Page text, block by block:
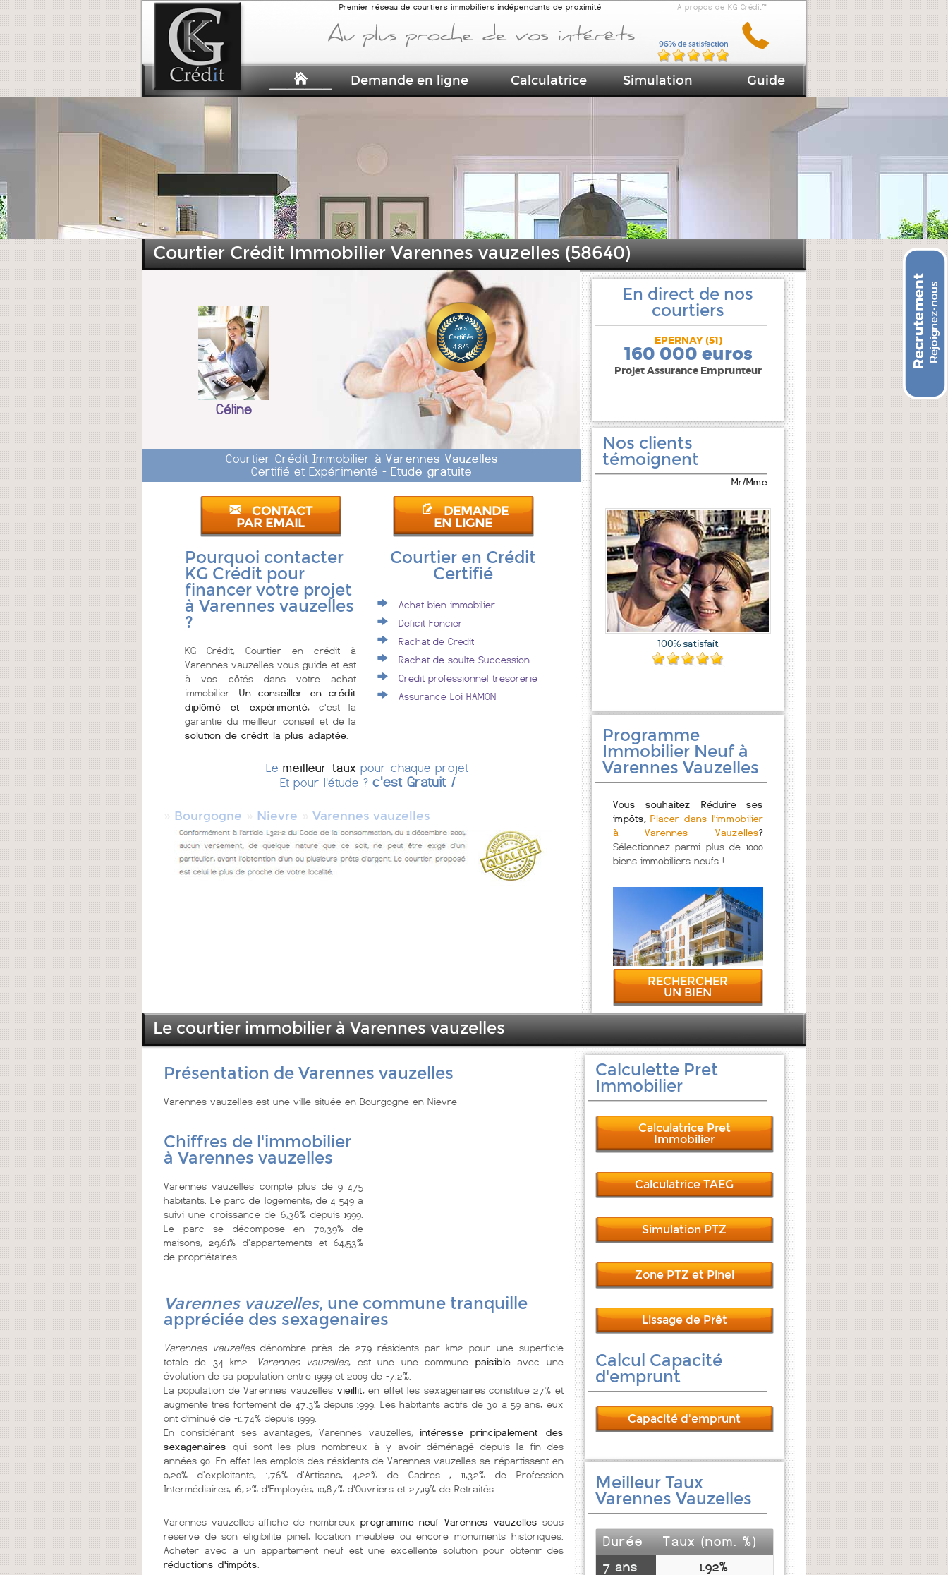
Courtier Crédit Immobilier Varennes vauzelles (58640)
Céline
Courtier Crédit Immobilier à Varennes Vauzelles
Certifié et Expérimenté -Etude gratuite
CONTACT
PAR EMAIL
DEMANDE
EN LIGNE
Pourquoi contacter
KG Crédit pour
financer votre projet
à Varennes vauzelles
?
KG Crédit, Courtier en crédit à
Varennes vauzelles vous guide et est
à vos côtés dans votre achat
immobilier. Un conseiller en crédit
diplômé et expérimenté, c'est la
garantie du meilleur conseil et de la
solution de crédit la plus adaptée
Courtier en Crédit
Certifié
Achat bien immobilier
Deficit Foncier
Rachat de Credit
Rachat de soulte Succession
Credit professionnel tresorerie
Assurance Loi HAMON
Le meilleur taux pour chaque projet
Et pour l'étude ?c'est Gratuit !
Bourgogne Nievre Varennes vauzelles
En direct de nos
courtiers
150 000 euros
EPERNAY (51)
160 000 euros
Projet Assurance Emprunteur
240 000 euros
Nos clients
témoignent
Mr/Mme .
Programme
Immobilier Neuf à
Varennes Vauzelles
Vous souhaitez Réduire ses
impôts,Placer dans l'immobilier
à Varennes Vauzelles?
Sélectionnez parmi plus de 1000
biens immobiliers neufs !
RECHERCHER
UN BIEN
Le courtier immobilier à Varennes vauzelles
Présentation de Varennes vauzelles
Varennes vauzelles est une ville située en Bourgogne en Nievre
Chiffres de l'immobilier
à Varennes vauzelles
Varennes vauzelles compte plus de 9 475
habitants. Le parc de logements, de 4 549 a
suivi une croissance de 6,38% depuis 1999.
Le parc se décompose en 70,39% de
maisons, 29,61% d'appartements et 64,53%
de propriétaires.
Varennes vauzelles, une commune tranquille
appréciée des sexagenaires
Varennes vauzellesdénombre près de 279 résidents par km2 pour une superficie
totale de 34 km2.
Varennes vauzelles, est une une commune paisibleavec une
évolution de sa population entre 1999 et 2009 de -7.2%.
La population de Varennes vauzellesvieillit, en effet les sexagenaires constitue 27% et
augmente très fortement de 47.3% depuis 1999. Les habitants actifs de 30 à 59 ans, eux
ont diminué de -11.74% depuis 1999.
En considérant ses avantages, Varennes vauzelles, intéresse principalement des
sexagenaires qui sont les plus nombreux à y avoir déménagé depuis la fin des
années 90. En effet les emplois des résidents de Varennes vauzelles se répartissent en
0,20% d'exploitants, 1,76% d'Artisans, 4,22% de Cadres , 11,32% de Profession
Intermédiaires, 16,12% d'Employés, 10,87% d'Ouvriers et 27,19% de Retraités.
Varennes vauzelles affiche de nombreux programme neuf Varennes vauzelles sous
réserve de son éligibilité pinel, location meublée ou encore monuments historiques.
Acheter avec à un appartement neuf est une excellente solution pour obtenir des
réductions d'impôts
Calculette Pret
Immobilier
Calculatrice Pret
Immobilier
Calculatrice TAEG
Simulation PTZ
Zone PTZ et Pinel
Lissage de Prêt
Calcul Capacité
d'emprunt
Capacité d'emprunt
Meilleur Taux
Varennes Vauzelles
Durée
Taux (nom. %)
7 ans
1.92%
Premier réseau de courtiers immobiliers indépendants de proximité A propos de KG Crédit™
Demande en ligne Calculatrice Simulation Guide